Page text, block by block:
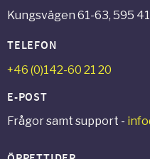
Kungsvägen 61-63, 595
TELEFON
+46 (0)142-60 21 20
E-POST
Frågor samt support -